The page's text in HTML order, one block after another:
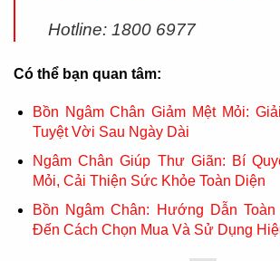
Hotline: 1800 6977
Có thể bạn quan tâm:
Bồn Ngâm Chân Giảm Mệt Mỏi:
Tuyệt Vời Sau Ngày Dài
Ngâm Chân Giúp Thư Giãn: Bí
Mỏi, Cải Thiện Sức Khỏe Toàn Diện
Bồn Ngâm Chân: Hướng Dẫn
Đến Cách Chọn Mua Và Sử Dụng